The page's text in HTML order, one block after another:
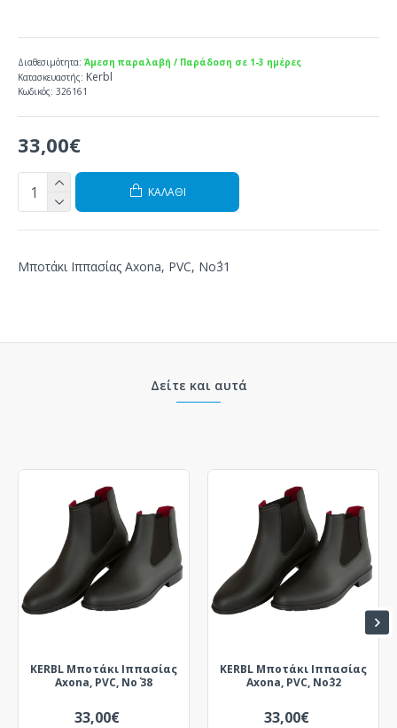
33,00€
Διαθεσιμότητα: Άμεση παραλαβή / Παράδοση σε 1-3 ημέρες
Κατασκευαστής: Kerbl
Κωδικός: 326161
ΚΑΛΆΘΙ
Μποτάκι Ιππασίας Axona, PVC, Νο΄31
Δείτε και αυτά
KERBL Μποτάκι Ιππασίας
Axona, PVC, Νο΄ 38
33,00€
KERBL Μποτάκι Ιππασίας
Axona, PVC, Νο΄32
33,00€